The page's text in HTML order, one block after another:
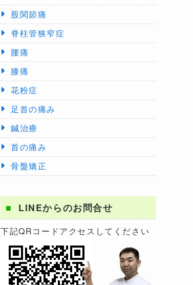
股関節痛
脊柱管狭窄症
腰痛
膝痛
花粉症
足首の痛み
鍼治療
首の痛み
骨盤矯正
LINEからのお問合せ
下記QRコードアクセスしてください